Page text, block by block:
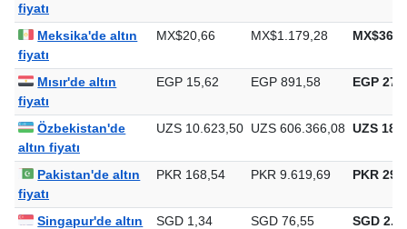
fiyatı
Meksika'de altın
fiyatı
MX$20,66 MX$1.179,28
Mısır'de altın
fiyatı
EGP 15,62 EGP 891,58 EGP
Özbekistan'de
altın fiyatı
UZS 10.623,50 UZS 606.366,08 UZS
Pakistan'de altın
fiyatı
PKR 168,54 PKR 9.619,69 PKR
Singapur'de altın
SGD 1,34 SGD 76,55 SGD